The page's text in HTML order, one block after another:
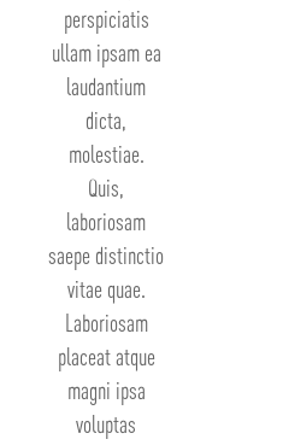
perspiciatis
ullam ipsam ea
laudantium
dicta,
molestiae.
Quis,
laboriosam
saepe distinctio
vitae quae.
Laboriosam
placeat atque
magni ipsa
voluptas